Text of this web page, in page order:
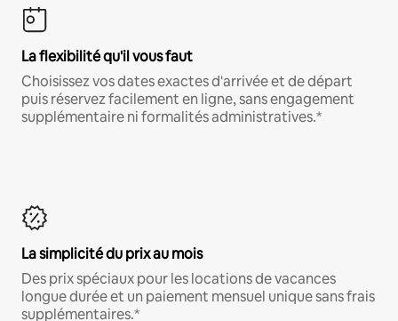
La flexibilité qu'il vous faut
Choisissez vos dates exactes d'arrivée et de départ
puis réservez facilement en ligne, sans engagement
supplémentaire ni formalités administratives.*
La simplicité du prix au mois
Des prix spéciaux pour les locations de vacances
longue durée et un paiement mensuel unique sans frais
supplémentaires.*